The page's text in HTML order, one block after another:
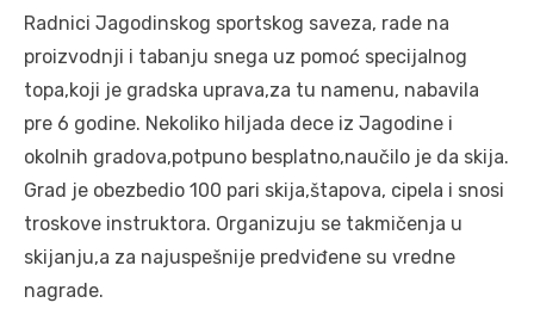
Radnici Jagodinskog sportskog saveza, rade na
proizvodnji i tabanju snega uz pomoć specijalnog
topa,koji je gradska uprava,za tu namenu, nabavila
pre 6 godine. Nekoliko hiljada dece iz Jagodine i
okolnih gradova,potpuno besplatno,naučilo je da skija.
Grad je obezbedio 100 pari skija,štapova, cipela i snosi
troskove instruktora. Organizuju se takmičenja u
skijanju,a za najuspešnije predviđene su vredne
nagrade.